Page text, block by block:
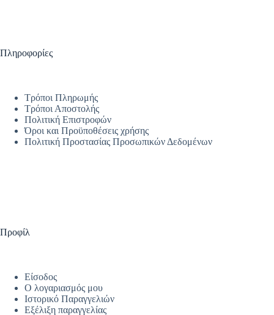
Πληροφορίες
Τρόποι Πληρωμής
Τρόποι Αποστολής
Πολιτική Επιστροφών
Όροι και Προϋποθέσεις χρήσης
Πολιτική Προστασίας Προσωπικών Δεδομένων
Προφίλ
Είσοδος
Ο λογαριασμός μου
Ιστορικό Παραγγελιών
Εξέλιξη παραγγελίας